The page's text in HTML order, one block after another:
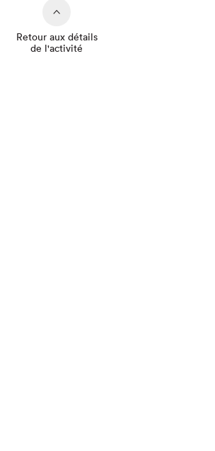
Retour aux détails
de l'activité